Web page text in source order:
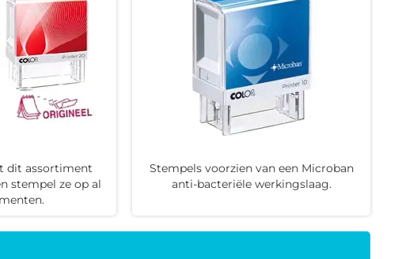
dit assortiment
stempel ze op al
Stempels voorzien van een Microban
anti-bacteriële werkingslaag.